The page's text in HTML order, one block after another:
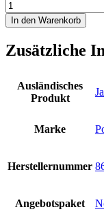
Poseidon
2-
Fenster
Technica
Volumen
Tauchermaske
Menge
In den Warenkorb
Zusätzliche
Ausländisches
Produkt
Ja
Marke
Herstellernummer
Angebotspaket